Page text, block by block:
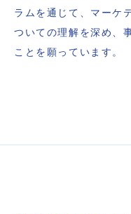
ラムを通じて、マーケ
ついての理解を深め、
ことを願っています。